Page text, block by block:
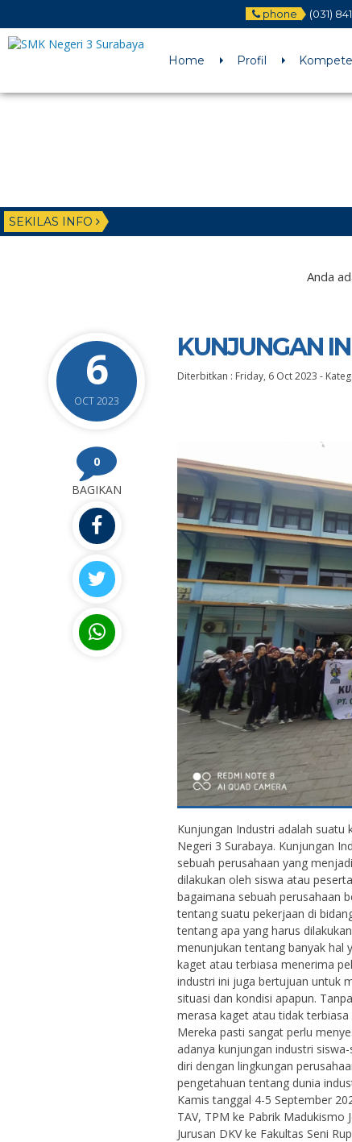
: Function WP_Dependencies->add_data() was
/home/u6225882/public_html/wp-includes/functions.php
phone (031)
Home Profil
SEKILAS INFO
Anda
6
OCT 2023
KUNJUNGAN
Diterbitkan : Friday, 6 Oct 2023 -
0
BAGIKAN
Kunjungan Industri adalah suatu
Negeri 3 Surabaya. Kunjungan
sebuah perusahaan yang
dilakukan oleh siswa atau
bagaimana sebuah perusahaan
tentang suatu pekerjaan di
tentang apa yang harus
menunjukan tentang banyak hal
kaget atau terbiasa menerima
industri ini juga bertujuan untuk
situasi dan kondisi apapun.
merasa kaget atau tidak
Mereka pasti sangat perlu
adanya kunjungan industri
diri dengan lingkungan
pengetahuan tentang dunia
Kamis tanggal 4-5 September
TAV, TPM ke Pabrik Madukismo
Jurusan DKV ke Fakultas Seni